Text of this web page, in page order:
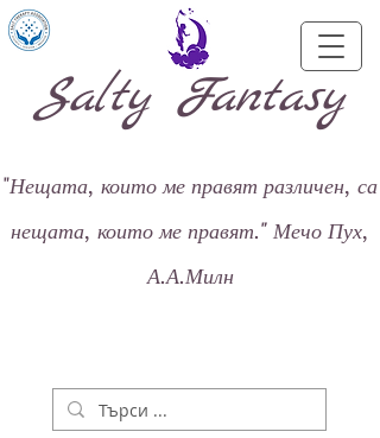
Salty Fantasy
"Нещата, които ме правят различен, са
нещата, които ме правят." Мечо Пух,
А.А.Милн